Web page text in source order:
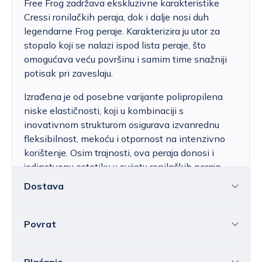
Free Frog zadržava ekskluzivne karakteristike
Cressi ronilačkih peraja, dok i dalje nosi duh
legendarne Frog peraje. Karakterizira ju utor za
stopalo koji se nalazi ispod lista peraje, što
omogućava veću površinu i samim time snažniji
potisak pri zaveslaju.
Izrađena je od posebne varijante polipropilena
niske elastičnosti, koji u kombinaciji s
inovativnom strukturom osigurava izvanrednu
fleksibilnost, mekoću i otpornost na intenzivno
korištenje. Osim trajnosti, ova peraja donosi i
jedinstvenu estetiku u svijetu ronilačkih peraja
dizajniranih prema ovoj filozofiji.
Dostava
Hrvatska
se od 6,25 do 39,15 EUR, ovisno o masi
Povrat